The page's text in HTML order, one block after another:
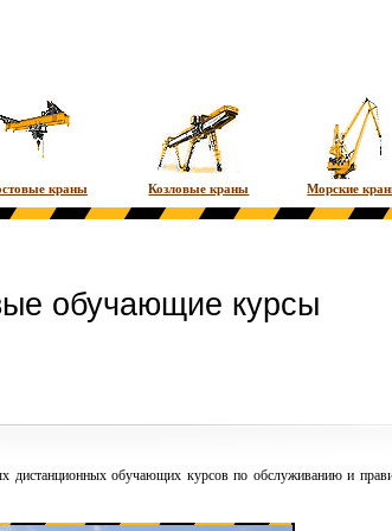
краны Козловые краны Морские
обучающие курсы
дистанционных обучающих курсов по обслуживанию и